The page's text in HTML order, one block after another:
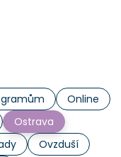
Online
Ostrava
Ovzduší